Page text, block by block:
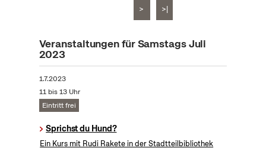
> >|
Veranstaltungen für Samstags Juli
2023
1.7.2023
11 bis 13 Uhr
Eintritt frei
Sprichst du Hund?
Ein Kurs mit Rudi Rakete in der Stadtteilbibliothek